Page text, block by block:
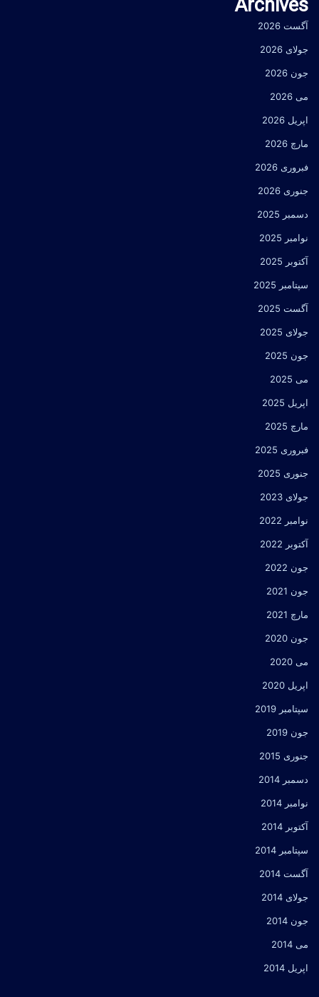
Archives
آگست 2026
جولای 2026
جون 2026
می 2026
اپریل 2026
مارچ 2026
فبروری 2026
جنوری 2026
دسمبر 2025
نوامبر 2025
آکتوبر 2025
سپتامبر 2025
آگست 2025
جولای 2025
جون 2025
می 2025
اپریل 2025
مارچ 2025
فبروری 2025
جنوری 2025
جولای 2023
نوامبر 2022
آکتوبر 2022
جون 2022
جون 2021
مارچ 2021
جون 2020
می 2020
اپریل 2020
سپتامبر 2019
جون 2019
جنوری 2015
دسمبر 2014
نوامبر 2014
آکتوبر 2014
سپتامبر 2014
آگست 2014
جولای 2014
جون 2014
می 2014
اپریل 2014